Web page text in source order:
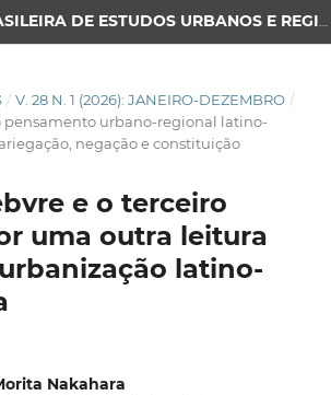
/ V. 28 N. 1 (2026): JANEIRO-DEZEMBRO /
pensamento urbano-regional latino-
negação e constituição
e o terceiro
uma outra leitura
latino-
Nakahara